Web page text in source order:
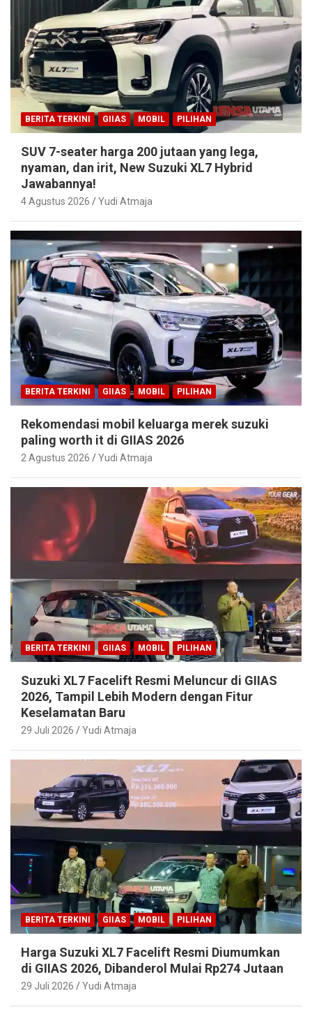
BERITA TERKINI GIIAS MOBIL PILIHAN
SUV 7-seater harga 200 jutaan yang lega,
nyaman, dan irit, New Suzuki XL7 Hybrid
Jawabannya!
4 Agustus 2026 Yudi Atmaja
BERITA TERKINI GIIAS MOBIL PILIHAN
Rekomendasi mobil keluarga merek suzuki
paling worth it di GIIAS 2026
2 Agustus 2026 Yudi Atmaja
BERITA TERKINI GIIAS MOBIL PILIHAN
Suzuki XL7 Facelift Resmi Meluncur di GIIAS
2026, Tampil Lebih Modern dengan Fitur
Keselamatan Baru
29 Juli 2026 Yudi Atmaja
BERITA TERKINI GIIAS MOBIL PILIHAN
Harga Suzuki XL7 Facelift Resmi Diumumkan
di GIIAS 2026, Dibanderol Mulai Rp274 Jutaan
29 Juli 2026 Yudi Atmaja